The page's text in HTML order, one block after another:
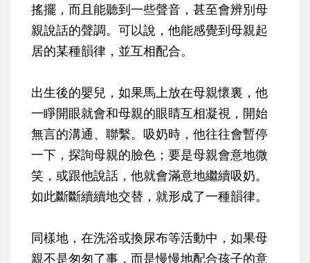
搖擺，而且能聽到一些聲音，甚至會辨別母
親說話的聲調。可以說，他能感覺到母親起
居的某種韻律，並互相配合。
出生後的嬰兒，如果馬上放在母親懷裏，他
一睜開眼就會和母親的眼睛互相凝視，開始
無言的溝通、聯繫。吸奶時，他往往會暫停
一下，探詢母親的臉色；要是母親會意地微
笑，或跟他說話，他就會滿意地繼續吸奶。
如此斷斷續續地交替，就形成了一種韻律。
同樣地，在洗浴或換尿布等活動中，如果母
親不是匆匆了事，而是慢慢地配合孩子的意